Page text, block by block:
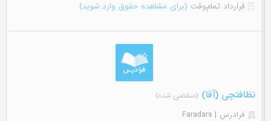
قرارداد تمام‌وقت (برای مشاهده حقوق وارد شوید)
نظافتچی (آقا) (منقضی شده)
فرادرس | Faradars